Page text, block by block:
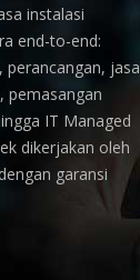
instalasi
end-to-end:
perancangan, jasa
pemasangan
IT Managed
dikerjakan oleh
garansi